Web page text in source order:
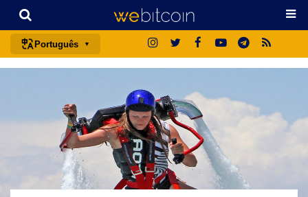
Português
español
français
italiano
deutsch